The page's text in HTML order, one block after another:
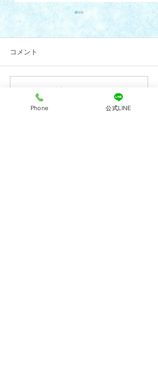
7月28日(火)午後診療 代
診のお知らせ
コメント
コメントを追加…
Phone 公式LINE